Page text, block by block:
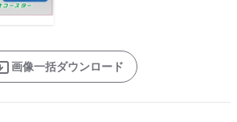
画像一括ダウンロード